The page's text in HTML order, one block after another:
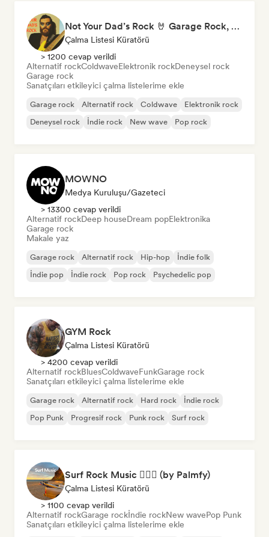
Not Your Dad’s Rock 🤘 Garage Rock, Alt-Rock & Indie Anthems
Çalma Listesi Küratörü
> 1200 cevap verildi
Alternatif rockColdwaveElektronik rockDeneysel rock
Garage rock
Sanatçıları etkileyici çalma listelerime ekle
Garage rock Alternatif rock Coldwave
Elektronik rock
Deneysel rock
İndie rock New wave Pop rock
MOWNO
Medya Kuruluşu/Gazeteci
> 13300 cevap verildi
Alternatif rockDeep houseDream popElektronika
Garage rock
Makale yaz
Garage rock Alternatif rock Hip-hop
İndie folk
İndie pop
İndie rock Pop rock Psychedelic pop
GYM Rock
Çalma Listesi Küratörü
> 4200 cevap verildi
Alternatif rockBluesColdwaveFunkGarage rock
Sanatçıları etkileyici çalma listelerime ekle
Garage rock Alternatif rock Hard rock
İndie rock
Pop Punk
Progresif rock Punk rock Surf rock
Surf Rock Music 🏄🏻‍♂️ (by Palmfy)
Çalma Listesi Küratörü
> 1100 cevap verildi
Alternatif rockGarage rockİndie rockNew wavePop Punk
Sanatçıları etkileyici çalma listelerime ekle